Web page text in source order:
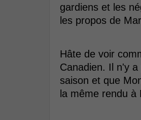
gardiens et les
les propos de
Hâte de voir
Canadien. Il n'y
saison et que
la même rendu